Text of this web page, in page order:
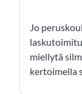
Jo
miellytä
kertoimella